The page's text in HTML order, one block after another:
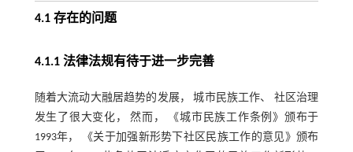
4.1 存在的问题
4.1.1 法律法规有待于进一步完善
随着大流动大融居趋势的发展， 城市民族工作、 社区治理
发生了很大变化， 然而， 《城市民族工作条例》颁布于
1993年， 《关于加强新形势下社区民族工作的意见》颁布